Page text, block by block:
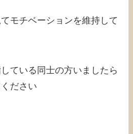
モチベーションを維持して
ている同士の方いましたら
ださい